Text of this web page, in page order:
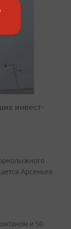
инвест-
Арсеньев
и 50